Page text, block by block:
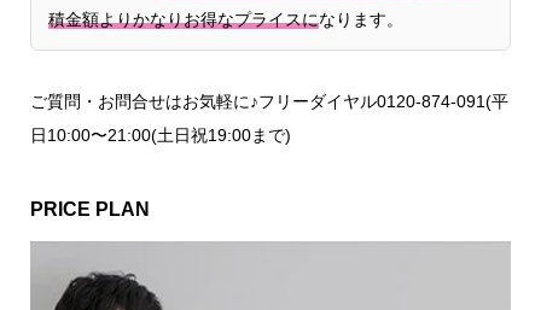
積金額よりかなりお得なプライスになります。
ご質問・お問合せはお気軽に♪フリーダイヤル0120-874-091(平
日10:00〜21:00(土日祝19:00まで)
PRICE PLAN